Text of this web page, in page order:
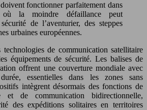
fonctionner parfaitement dans
où la moindre défaillance peut
de l’aventurier, des steppes
urbaines européennes.
technologies de communication satellitaire
équipements de sécurité. Les balises de
offrent une couverture mondiale avec
essentielles dans les zones sans
intègrent désormais des fonctions de
et de communication bidirectionnelle,
des expéditions solitaires en territoires